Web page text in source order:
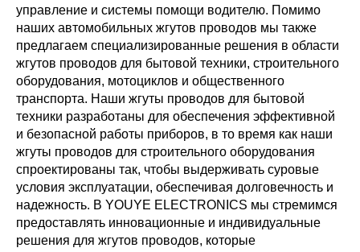
управление и системы помощи водителю. Помимо
наших автомобильных жгутов проводов мы также
предлагаем специализированные решения в области
жгутов проводов для бытовой техники, строительного
оборудования, мотоциклов и общественного
транспорта. Наши жгуты проводов для бытовой
техники разработаны для обеспечения эффективной
и безопасной работы приборов, в то время как наши
жгуты проводов для строительного оборудования
спроектированы так, чтобы выдерживать суровые
условия эксплуатации, обеспечивая долговечность и
надежность. В YOUYE ELECTRONICS мы стремимся
предоставлять инновационные и индивидуальные
решения для жгутов проводов, которые